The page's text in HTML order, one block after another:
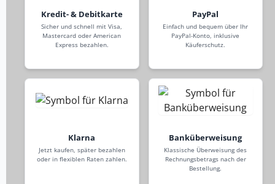
Kredit- & Debitkarte
Sicher und schnell mit Visa,
Mastercard oder American
Express bezahlen.
PayPal
Einfach und bequem über Ihr
PayPal-Konto, inklusive
Käuferschutz.
Klarna
Jetzt kaufen, später bezahlen
oder in flexiblen Raten zahlen.
Banküberweisung
Klassische Überweisung des
Rechnungsbetrags nach der
Bestellung.